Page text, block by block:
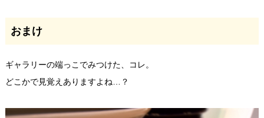
おまけ
ギャラリーの端っこでみつけた、コレ。
どこかで見覚えありますよね…？